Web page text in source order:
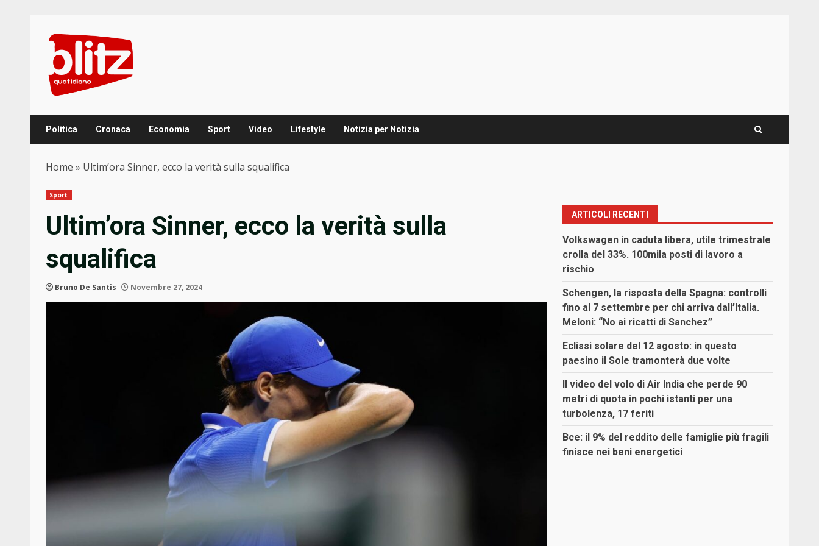
content
Politica Cronaca Economia Sport Video Lifestyle Notizia per Notizia
Home » Ultim’ora Sinner, ecco la verità sulla squalifica
Sport
Ultim’ora Sinner, ecco la verità sulla
squalifica
Bruno De Santis Novembre 27, 2024
ARTICOLI RECENTI
Volkswagen in caduta libera, utile trimestrale
crolla del 33%. 100mila posti di lavoro a
rischio
Schengen, la risposta della Spagna: controlli
fino al 7 settembre per chi arriva dall’Italia.
Meloni: “No ai ricatti di Sanchez”
Eclissi solare del 12 agosto: in questo
paesino il Sole tramonterà due volte
Il video del volo di Air India che perde 90
metri di quota in pochi istanti per una
turbolenza, 17 feriti
Bce: il 9% del reddito delle famiglie più fragili
finisce nei beni energetici